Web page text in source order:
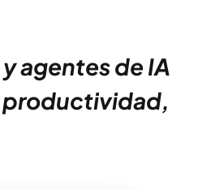
agentes de IA